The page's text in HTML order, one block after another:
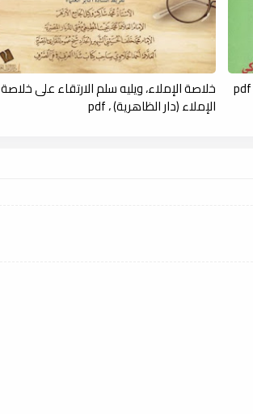
خلاصة الإملاء، ويليه سلم الارتقاء على خلاصة
الإملاء (دار الظاهرية) ، pdf